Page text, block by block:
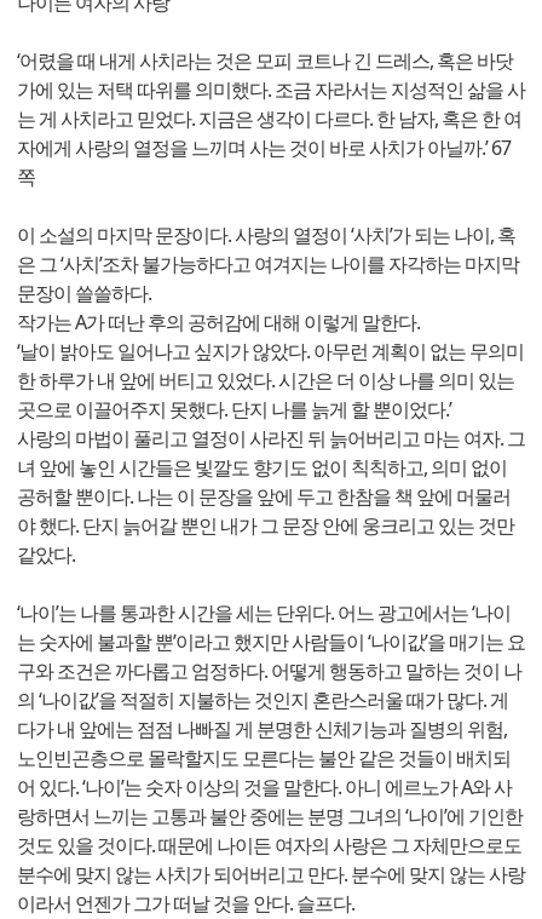
‘어렸을 때 내게 사치라는 것은 모피 코트나 긴 드레스, 혹은 바닷
가에 있는 저택 따위를 의미했다. 조금 자라서는 지성적인 삶을 사
는 게 사치라고 믿었다. 지금은 생각이 다르다. 한 남자, 혹은 한 여
자에게 사랑의 열정을 느끼며 사는 것이 바로 사치가 아닐까.’ 67
쪽
이 소설의 마지막 문장이다. 사랑의 열정이 ‘사치’가 되는 나이, 혹
은 그 ‘사치’조차 불가능하다고 여겨지는 나이를 자각하는 마지막
문장이 쓸쓸하다.
작가는 A가 떠난 후의 공허감에 대해 이렇게 말한다.
‘날이 밝아도 일어나고 싶지가 않았다. 아무런 계획이 없는 무의미
한 하루가 내 앞에 버티고 있었다. 시간은 더 이상 나를 의미 있는
곳으로 이끌어주지 못했다. 단지 나를 늙게 할 뿐이었다.’
사랑의 마법이 풀리고 열정이 사라진 뒤 늙어버리고 마는 여자. 그
녀 앞에 놓인 시간들은 빛깔도 향기도 없이 칙칙하고, 의미 없이
공허할 뿐이다. 나는 이 문장을 앞에 두고 한참을 책 앞에 머물러
야 했다. 단지 늙어갈 뿐인 내가 그 문장 안에 웅크리고 있는 것만
같았다.
‘나이’는 나를 통과한 시간을 세는 단위다. 어느 광고에서는 ‘나이
는 숫자에 불과할 뿐’이라고 했지만 사람들이 ‘나이값’을 매기는 요
구와 조건은 까다롭고 엄정하다. 어떻게 행동하고 말하는 것이 나
의 ‘나이값’을 적절히 지불하는 것인지 혼란스러울 때가 많다. 게
다가 내 앞에는 점점 나빠질 게 분명한 신체기능과 질병의 위험,
노인빈곤층으로 몰락할지도 모른다는 불안 같은 것들이 배치되
어 있다. ‘나이’는 숫자 이상의 것을 말한다. 아니 에르노가 A와 사
랑하면서 느끼는 고통과 불안 중에는 분명 그녀의 ‘나이’에 기인한
것도 있을 것이다. 때문에 나이든 여자의 사랑은 그 자체만으로도
분수에 맞지 않는 사치가 되어버리고 만다. 분수에 맞지 않는 사랑
이라서 언젠가 그가 떠날 것을 안다. 슬프다.